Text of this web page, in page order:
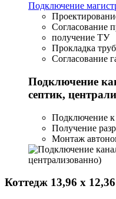
Подключение
Согласование
получение ТУ
Прокладка труб
Согласование
Подключение
септик,
Подключение к
Получение
Монтаж
Коттедж 13,96 х 12,36